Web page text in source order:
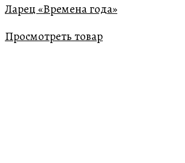
Ларец «Времена года»
Просмотреть товар